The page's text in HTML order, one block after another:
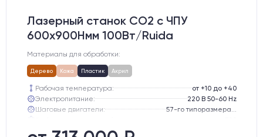
Лазерный станок CO2 c ЧПУ
600х900Hмм 100Вт/Ruida
Материалы для обработки:
Дерево Кожа Пластик Акрил
Рабочая температура:
от +10 до +40
Электропитание:
220 В 50-60 Hz
Шаговые двигатели:
Направляющие оси Y: